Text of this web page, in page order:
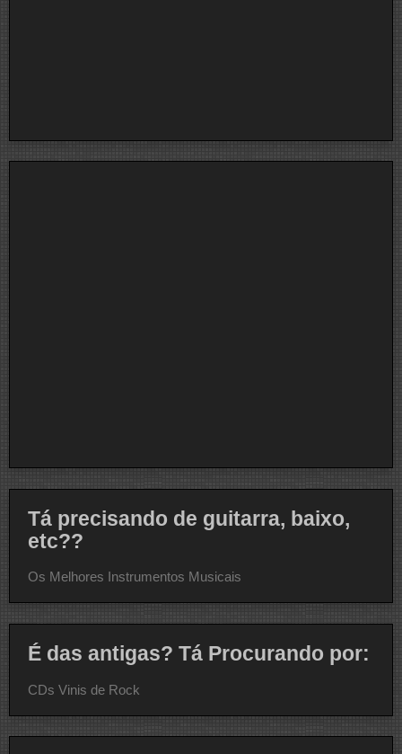
Tá precisando de guitarra, baixo,
etc??
Os Melhores Instrumentos Musicais
É das antigas? Tá Procurando por:
CDs Vinis de Rock